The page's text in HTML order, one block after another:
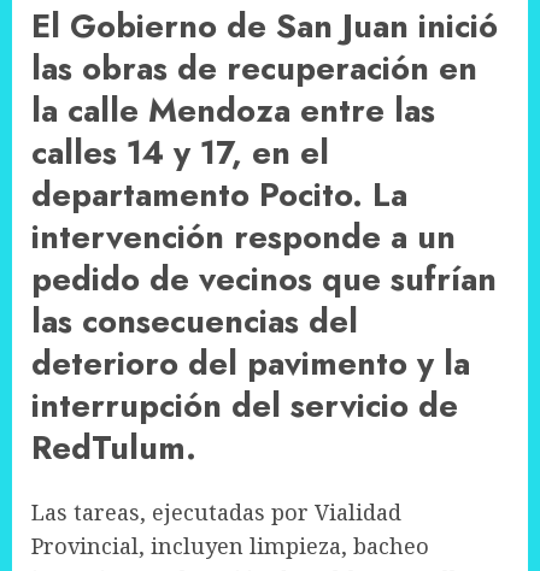
El Gobierno de San Juan inició
las obras de recuperación en
la calle Mendoza entre las
calles 14 y 17, en el
departamento Pocito. La
intervención responde a un
pedido de vecinos que sufrían
las consecuencias del
deterioro del pavimento y la
interrupción del servicio de
RedTulum.
Las tareas, ejecutadas por Vialidad
Provincial, incluyen limpieza, bacheo